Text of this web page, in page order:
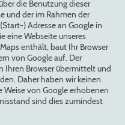
die Benutzung dieser
und der im Rahmen der
) Adresse an Google in
eine Webseite unseres
enthält, baut Ihr Browser
von Google auf. Der
Ihren Browser übermittelt und
Daher haben wir keinen
von Google erhobenen
sind dies zumindest